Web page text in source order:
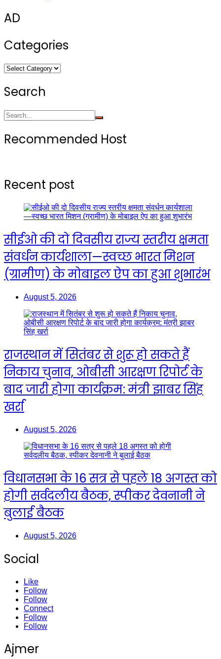
AD
Categories
Categories
Search
Recommended Host
Recent post
सीईओ की दो दिवसीय राज्य स्तरीय क्षमता
संवर्धन कार्यशाला—स्वच्छ भारत मिशन
(ग्रामीण) के मोबाइल ऐप का हुआ शुभारंभ
August 5, 2026
राजस्थान में सितंबर से शुरू हो सकते हैं
निकाय चुनाव, ओबीसी आरक्षण रिपोर्ट के
बाद जारी होगा कार्यक्रम: मंत्री झाबर सिंह
खर्रा
August 5, 2026
विधानसभा के 16 सत्र से पहले 18 अगस्त को
होगी सर्वदलीय बैठक, स्पीकर देवनानी ने
बुलाई बैठक
August 5, 2026
Social
Like
Follow
Follow
Connect
Follow
Follow
Ajmer